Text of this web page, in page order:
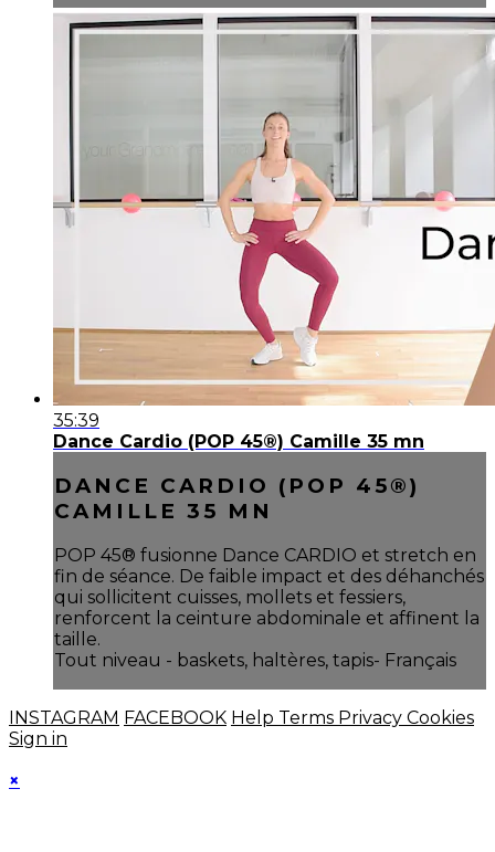
35:39
Dance Cardio (POP 45®) Camille 35 mn
DANCE CARDIO (POP 45®)
CAMILLE 35 MN
POP 45® fusionne Dance CARDIO et stretch en
fin de séance. De faible impact et des déhanchés
qui sollicitent cuisses, mollets et fessiers,
renforcent la ceinture abdominale et affinent la
taille.
Tout niveau - baskets, haltères, tapis- Français
INSTAGRAM FACEBOOK Help Terms Privacy Cookies
Sign in
×